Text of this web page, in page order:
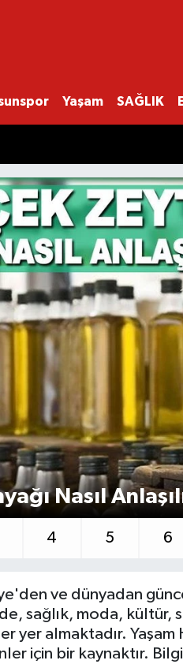
Yaşam SAĞLIK
Nasıl
4 5 6
ve dünyadan
sağlık, moda,
yer almaktadır. Yaşam
için bir kaynaktır.